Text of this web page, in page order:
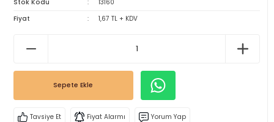
Stok Kodu
13160
Fiyat
1,67 TL + KDV
Sepete Ekle
Tavsiye Et Fiyat Alarmı Yorum Yap